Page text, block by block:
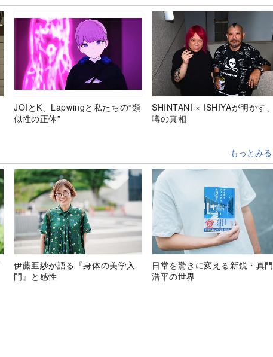
JOIとK、Lapwingと私たちの“類
似性の正体”
SHINTANI × ISHIYAが明かす、
噂の真相
もっとみる
伊藤亜紗が語る『身体の美学入
門』と感性
日常を驚きに変える新鋭・真門
浩平の世界